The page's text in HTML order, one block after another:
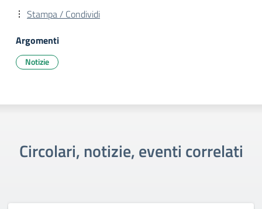
Stampa / Condividi
Argomenti
Notizie
Circolari, notizie, eventi correlati